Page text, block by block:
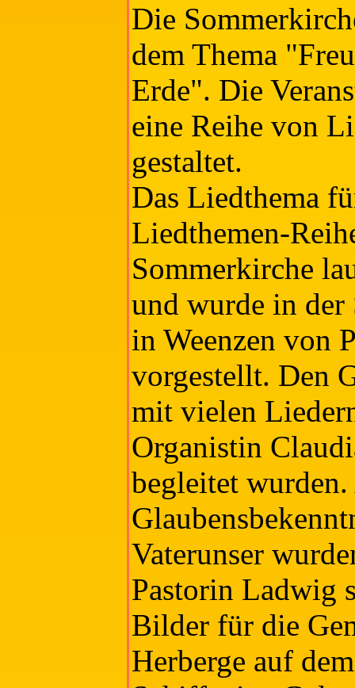
Die
dem Thema
Erde". Die
eine Reihe von
gestaltet.
Das Liedthema
Liedthemen-
Sommerkirche
und wurde in der
in Weenzen von
vorgestellt. Den
mit vielen
Organistin
begleitet wurden.
Vaterunser
Pastorin Ladwig
Bilder für die
Herberge auf